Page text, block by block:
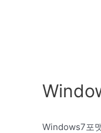
Windows7포